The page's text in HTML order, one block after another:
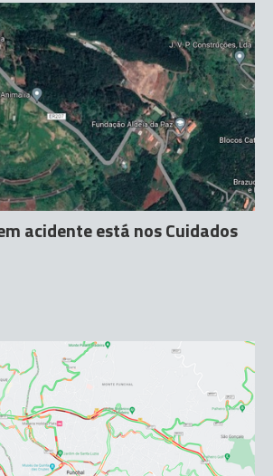
acidente está nos Cuidados